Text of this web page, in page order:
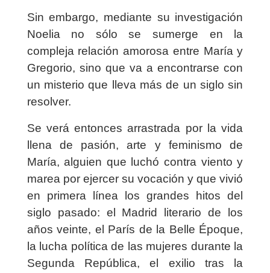
Sin embargo, mediante su investigación
Noelia no sólo se sumerge en la
compleja relación amorosa entre María y
Gregorio, sino que va a encontrarse con
un misterio que lleva más de un siglo sin
resolver.
Se verá entonces arrastrada por la vida
llena de pasión, arte y feminismo de
María, alguien que luchó contra viento y
marea por ejercer su vocación y que vivió
en primera línea los grandes hitos del
siglo pasado: el Madrid literario de los
años veinte, el París de la Belle Époque,
la lucha política de las mujeres durante la
Segunda República, el exilio tras la